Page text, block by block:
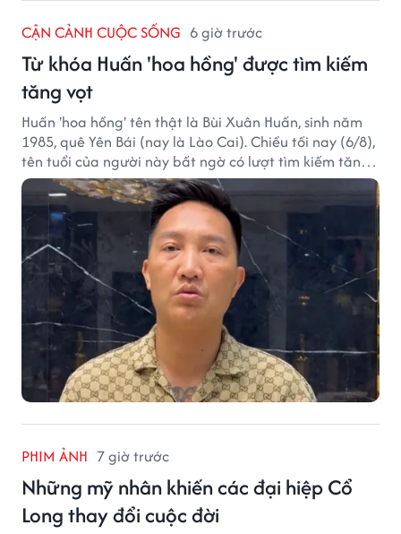
CẬN CẢNH CUỘC SỐNG 6 giờ trước
Từ khóa Huấn 'hoa hồng' được tìm kiếm
tăng vọt
Huấn 'hoa hồng' tên thật là Bùi Xuân Huấn, sinh năm
1985, quê Yên Bái (nay là Lào Cai). Chiều tối nay (6/8),
tên tuổi của người này bất ngờ có lượt tìm kiếm tăng
vọt.
PHIM ẢNH 7 giờ trước
Những mỹ nhân khiến các đại hiệp Cổ
Long thay đổi cuộc đời